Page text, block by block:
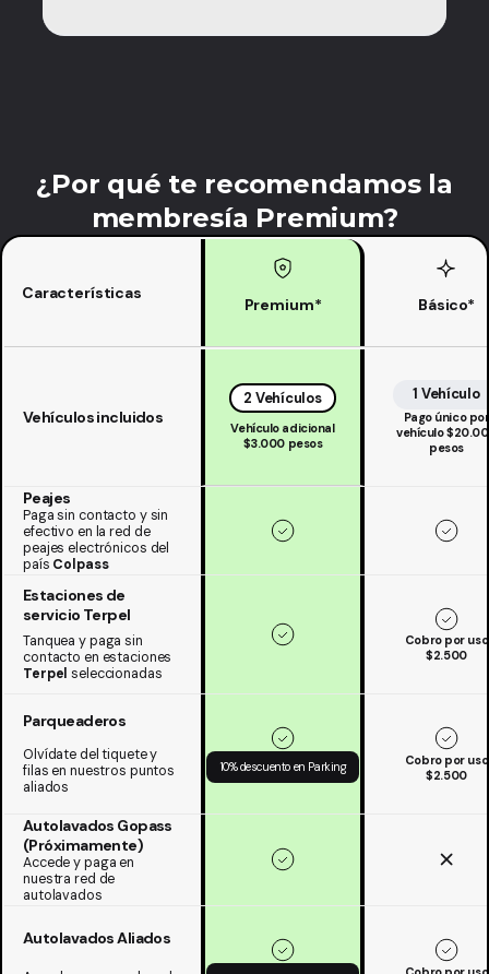
¿Por qué te recomendamos la
membresía Premium?
Características
Premium* Básico*
Vehículos incluidos
2 Vehículos
Vehículo adicional
$3.000 pesos
1 Vehículo
Pago único por
vehículo
pesos
Peajes
Paga sin contacto y sin
efectivo en la red de
peajes electrónicos del
país Colpass
Estaciones de
servicio Terpel
Tanquea y paga sin
contacto en estaciones
Terpel seleccionadas
Cobro por uso
$2.500
Parqueaderos
Olvídate del tiquete y
filas en nuestros puntos
aliados
10% descuento en Parking
Cobro por uso
$2.500
Autolavados Gopass
(Próximamente)
Accede y paga en
nuestra red de
autolavados
Autolavados Aliados